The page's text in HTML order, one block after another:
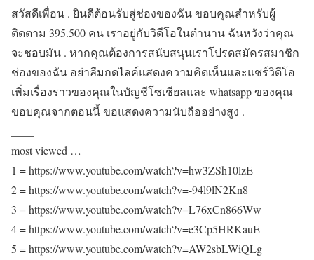
สวัสดีเพื่อน . ยินดีต้อนรับสู่ช่องของฉัน ขอบคุณสำหรับผู้
ติดตาม 395.500 คน เราอยู่กับวิดีโอในตำนาน ฉันหวังว่าคุณ
จะชอบมัน . หากคุณต้องการสนับสนุนเราโปรดสมัครสมาชิก
ช่องของฉัน อย่าลืมกดไลค์แสดงความคิดเห็นและแชร์วิดีโอ
เพิ่มเรื่องราวของคุณในบัญชีโซเชียลและ whatsapp ของคุณ
ขอบคุณจากตอนนี้ ขอแสดงความนับถืออย่างสูง .
most viewed …
1 = https://www.youtube.com/watch?v=hw3ZSh10lzE
2 = https://www.youtube.com/watch?v=-94l9lN2Kn8
3 = https://www.youtube.com/watch?v=L76xCn866Ww
4 = https://www.youtube.com/watch?v=e3Cp5HRKauE
5 = https://www.youtube.com/watch?v=AW2sbLWiQLg